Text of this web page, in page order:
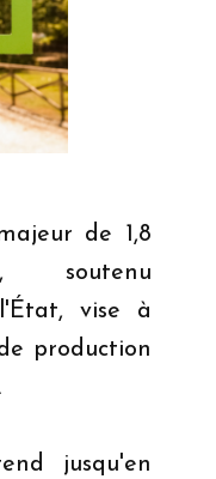
site
à
de 1,8
soutenu
vise à
production
jusqu'en